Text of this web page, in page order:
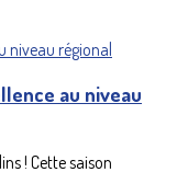
au niveau
! Cette saison